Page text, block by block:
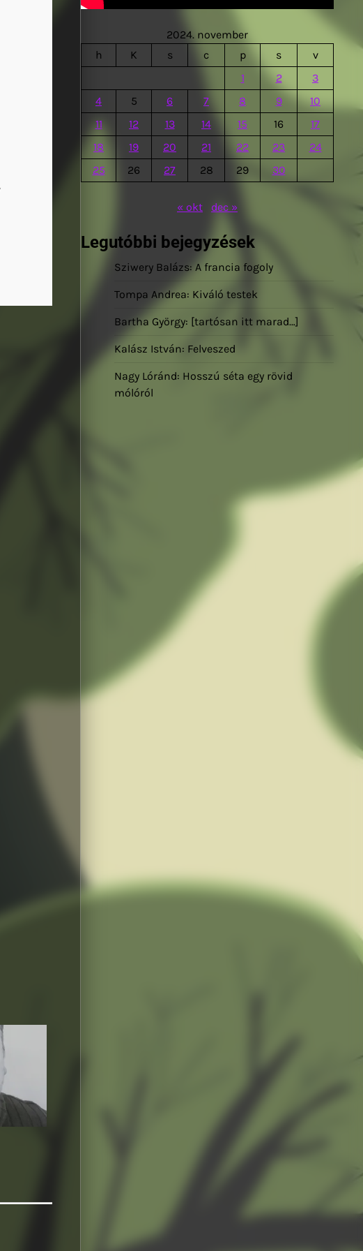
2024. november
h
K s c p s
v
1
2
3
4
5 6 7 8 9
10
11
12 13 14 15 16
17
18
19 20 21 22 23
24
25
26 27 28 29 30
« okt dec »
Legutóbbi bejegyzések
Sziwery Balázs: A francia fogoly
Tompa Andrea: Kiváló testek
Bartha György: [tartósan itt marad…]
Kalász István: Felveszed
Nagy Lóránd: Hosszú séta egy rövid
mólóról